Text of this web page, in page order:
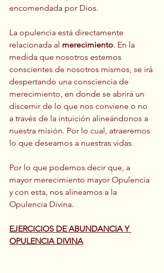
encomendada por Dios.
La opulencia está directamente
relacionada al merecimiento. En la
medida que nosotros estemos
conscientes de nosotros mismos, se irá
despertando una consciencia de
merecimiento, en donde se abrirá un
discernir de lo que nos conviene o no
a través de la intuición alineándonos a
nuestra misión. Por lo cual, atraeremos
lo que deseamos a nuestras vidas.
Por lo que podemos decir que, a
mayor merecimiento mayor Opulencia
y con esta, nos alineamos a la
Opulencia Divina.
EJERCICIOS DE ABUNDANCIA Y
OPULENCIA DIVINA